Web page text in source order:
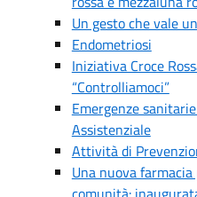
Un gesto che vale
Endometriosi
Iniziativa Croce
“Controlliamoci”
Emergenze
Assistenziale
Attività di
Una nuova